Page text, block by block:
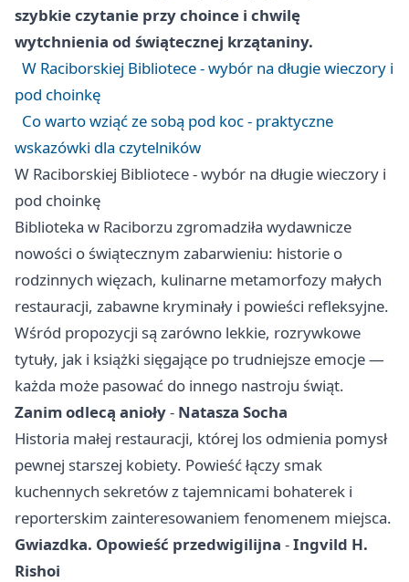
szybkie czytanie przy choince i chwilę
wytchnienia od świątecznej krzątaniny.
W Raciborskiej Bibliotece - wybór na długie wieczory i
pod choinkę
Co warto wziąć ze sobą pod koc - praktyczne
wskazówki dla czytelników
W Raciborskiej Bibliotece - wybór na długie wieczory i
pod choinkę
Biblioteka w Raciborzu zgromadziła wydawnicze
nowości o świątecznym zabarwieniu: historie o
rodzinnych więzach, kulinarne metamorfozy małych
restauracji, zabawne kryminały i powieści refleksyjne.
Wśród propozycji są zarówno lekkie, rozrywkowe
tytuły, jak i książki sięgające po trudniejsze emocje —
każda może pasować do innego nastroju świąt.
Zanim odlecą anioły- Natasza Socha
Historia małej restauracji, której los odmienia pomysł
pewnej starszej kobiety. Powieść łączy smak
kuchennych sekretów z tajemnicami bohaterek i
reporterskim zainteresowaniem fenomenem miejsca.
Gwiazdka. Opowieść przedwigilijna -Ingvild H.
Rishoi